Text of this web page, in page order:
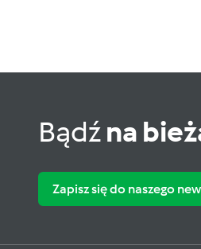
Bądźna
Zapisz się do naszego